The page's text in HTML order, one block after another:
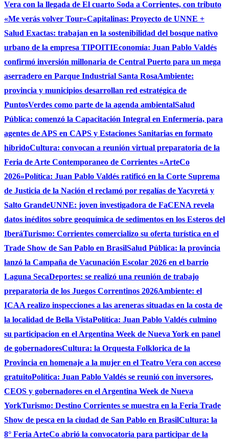
Vera con la llegada de El cuarto Soda a Corrientes, con tributo
«Me verás volver Tour»Capitalinas: Proyecto de UNNE +
Salud Exactas: trabajan en la sostenibilidad del bosque nativo
urbano de la empresa TIPOITIEconomía: Juan Pablo Valdés
confirmó inversión millonaria de Central Puerto para un mega
aserradero en Parque Industrial Santa RosaAmbiente:
provincia y municipios desarrollan red estratégica de
PuntosVerdes como parte de la agenda ambientalSalud
Pública: comenzó la Capacitación Integral en Enfermería, para
agentes de APS en CAPS y Estaciones Sanitarias en formato
hibridoCultura: convocan a reunión virtual preparatoria de la
Feria de Arte Contemporaneo de Corrientes «ArteCo
2026»Política: Juan Pablo Valdés ratificó en la Corte Suprema
de Justicia de la Nación el reclamó por regalías de Yacyretá y
Salto GrandeUNNE: joven investigadora de FaCENA revela
datos inéditos sobre geoquímica de sedimentos en los Esteros del
IberáTurismo: Corrientes comercializo su oferta turística en el
Trade Show de San Pablo en BrasilSalud Pública: la provincia
lanzó la Campaña de Vacunación Escolar 2026 en el barrio
Laguna SecaDeportes: se realizó una reunión de trabajo
preparatoria de los Juegos Correntinos 2026Ambiente: el
ICAA realizo inspecciones a las areneras situadas en la costa de
la localidad de Bella VistaPolítica: Juan Pablo Valdés culmino
su participacion en el Argentina Week de Nueva York en panel
de gobernadoresCultura: la Orquesta Folklorica de la
Provincia en homenaje a la mujer en el Teatro Vera con acceso
gratuitoPolítica: Juan Pablo Valdés se reunió con inversores,
CEOS y gobernadores en el Argentina Week de Nueva
YorkTurismo: Destino Corrientes se muestra en la Feria Trade
Show de pesca en la ciudad de San Pablo en BrasilCultura: la
8° Feria ArteCo abrió la convocatoria para participar de la